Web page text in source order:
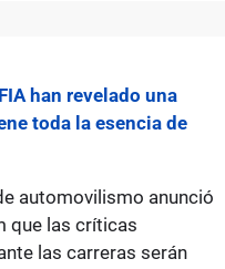
han revelado una
toda la esencia de
automovilismo anunció
que las críticas
las carreras serán